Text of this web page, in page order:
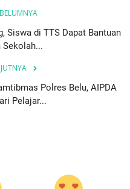
Siswa di TTS Dapat Bantuan
Sekolah...
Polres Belu, AIPDA
Pelajar...